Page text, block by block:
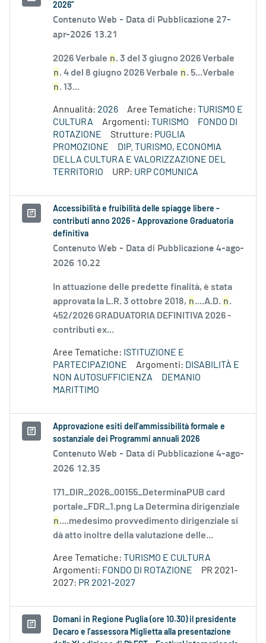
2026”
Contenuto Web - Data di Pubblicazione 27-
apr-2026 13.21
2026 Verbale n. 3 del 3 giugno 2026 Verbale
n. 4 del 8 giugno 2026 Verbale n. 5...Verbale
n. 13...
Annualità: 2026 Aree Tematiche: TURISMO E
CULTURA
Argomenti: TURISMO
FONDO DI
ROTAZIONE
Strutture: PUGLIA
PROMOZIONE
DIP. TURISMO, ECONOMIA
DELLA CULTURA E VALORIZZAZIONE DEL
TERRITORIO
URP: URP COMUNICA
Accessibilità e fruibilità delle spiagge libere -
contributi anno 2026 - Approvazione Graduatoria
definitiva
Contenuto Web - Data di Pubblicazione 4-ago-
2026 10.22
In attuazione delle predette finalità, è stata
approvata la L.R. 3 ottobre 2018, n....A.D. n.
452/2026 GRADUATORIA DEFINITIVA 2026 -
contributi ex...
Aree Tematiche: ISTITUZIONE E
PARTECIPAZIONE
Argomenti: DISABILITÀ E
NON AUTOSUFFICIENZA
DEMANIO
MARITTIMO
Approvazione esiti dell’ammissibilità formale e
sostanziale dei Programmi annuali 2026
Contenuto Web - Data di Pubblicazione 4-ago-
2026 12.35
171_DIR_2026_00155_DeterminaPUB card
portale_FDR_1.png La Determina dirigenziale
n....medesimo provvedimento dirigenziale si
dà atto inoltre della valutazione delle...
Aree Tematiche: TURISMO E CULTURA
Argomenti: FONDO DI ROTAZIONE
PR 2021-
2027: PR 2021-2027
Domani in Regione Puglia (ore 10.30) il presidente
Decaro e l’assessora Miglietta alla presentazione